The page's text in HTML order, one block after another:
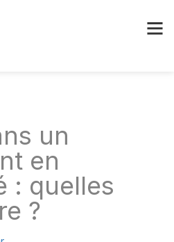
un
en
: quelles
?